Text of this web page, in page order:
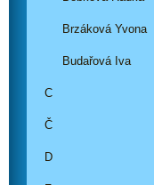
Brzáková Yvona
Budařová Iva
C
Č
D